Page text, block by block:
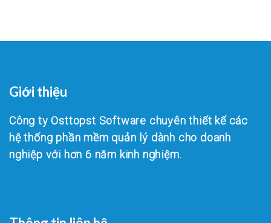
Giới thiệu
Công ty Osttopst Software chuyên thiết kế các
hệ thống phần mềm quản lý dành cho doanh
nghiệp với hơn 6 năm kinh nghiệm.